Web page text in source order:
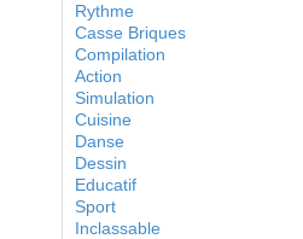
Rythme
Casse Briques
Compilation
Action
Simulation
Cuisine
Danse
Dessin
Educatif
Sport
Inclassable